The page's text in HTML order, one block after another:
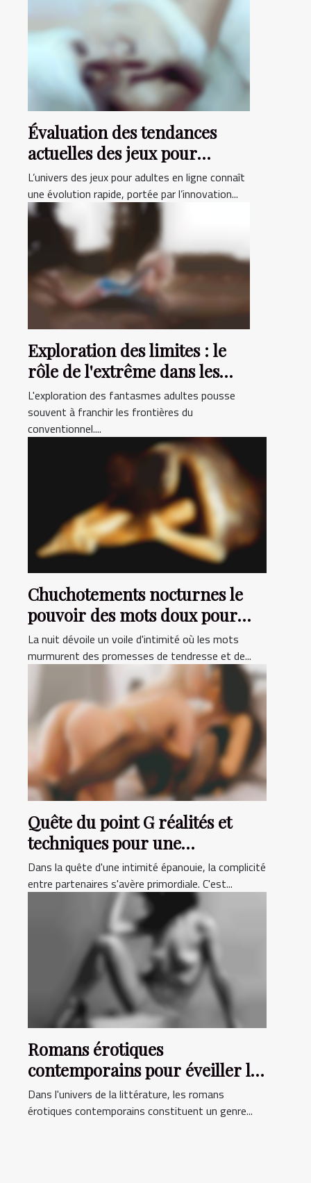
Chuchotements nocturnes le
pouvoir des mots doux pour
intensifier l'intimité
La nuit dévoile un voile d'intimité où les mots
murmurent des promesses de tendresse et de...
Quête du point G réalités et
techniques pour une
expérience hétérosexuelle
épanouie
Dans la quête d'une intimité épanouie, la complicité
entre partenaires s'avère primordiale. C'est...
Romans érotiques
contemporains pour éveiller le
désir
Dans l'univers de la littérature, les romans
érotiques contemporains constituent un genre...
Évaluation des tendances
actuelles des jeux pour
adultes en ligne
L’univers des jeux pour adultes en ligne connaît
une évolution rapide, portée par l’innovation...
Exploration des limites : le
rôle de l'extrême dans les
fantasmes adultes
L'exploration des fantasmes adultes pousse
souvent à franchir les frontières du
conventionnel....